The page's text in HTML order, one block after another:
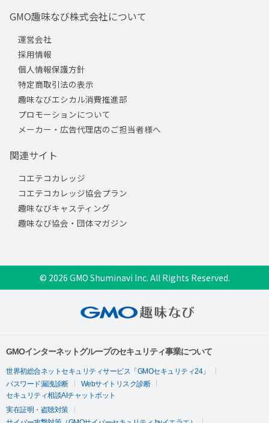
GMO趣味なび株式会社について
運営会社
採用情報
個人情報保護方針
特定商取引法の表示
趣味なびエシカル消費推進部
プロモーションについて
メーカー・広告代理店のご担当者様へ
関連サイト
コエテコカレッジ
コエテコカレッジ協会プラン
趣味なびキャスティング
趣味なび協会・団体マガジン
© 2026 GMO Shuminavi Inc. All Rights Reserved.